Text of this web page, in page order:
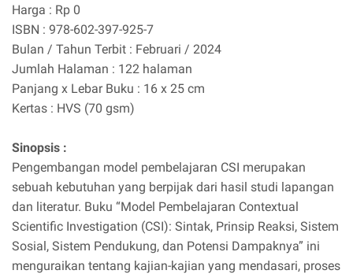
Harga : Rp 0
ISBN : 978-602-397-925-7
Bulan / Tahun Terbit : Februari / 2024
Jumlah Halaman : 122 halaman
Panjang x Lebar Buku : 16 x 25 cm
Kertas : HVS (70 gsm)
Sinopsis :
Pengembangan model pembelajaran CSI merupakan
sebuah kebutuhan yang berpijak dari hasil studi lapangan
dan literatur. Buku “Model Pembelajaran Contextual
Scientific Investigation (CSI): Sintak, Prinsip Reaksi, Sistem
Sosial, Sistem Pendukung, dan Potensi Dampaknya” ini
menguraikan tentang kajian-kajian yang mendasari, proses